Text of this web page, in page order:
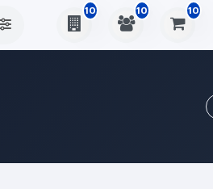
10 10 10